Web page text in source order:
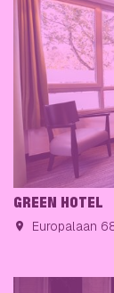
GREEN HOTEL
Europalaan